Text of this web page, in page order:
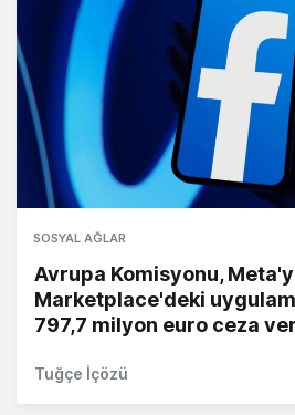
SOSYAL AĞLAR
Avrupa Komisyonu,
Marketplace'deki
797,7 milyon euro ceza
Tuğçe İçözü